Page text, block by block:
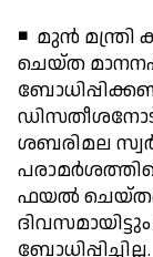
◾ മുന്‍
ചെയ്ത
ശബരിമല
ഫയല്‍
ബോധിപ്പിച്ചില്ല.